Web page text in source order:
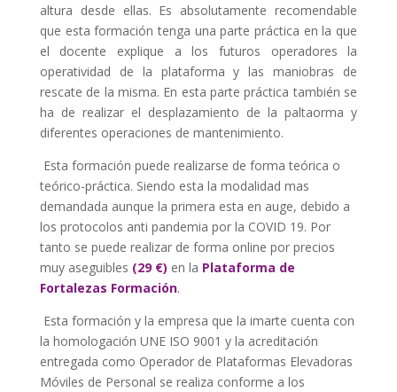
altura desde ellas. Es absolutamente recomendable
que esta formación tenga una parte práctica en la que
el docente explique a los futuros operadores la
operatividad de la plataforma y las maniobras de
rescate de la misma. En esta parte práctica también se
ha de realizar el desplazamiento de la paltaorma y
diferentes operaciones de mantenimiento.
Esta formación puede realizarse de forma teórica o
teórico-práctica. Siendo esta la modalidad mas
demandada aunque la primera esta en auge, debido a
los protocolos anti pandemia por la COVID 19. Por
tanto se puede realizar de forma online por precios
muy aseguibles (29 €) en la Plataforma de
Fortalezas Formación.
Esta formación y la empresa que la imarte cuenta con
la homologación UNE ISO 9001 y la acreditación
entregada como Operador de Plataformas Elevadoras
Móviles de Personal se realiza conforme a los